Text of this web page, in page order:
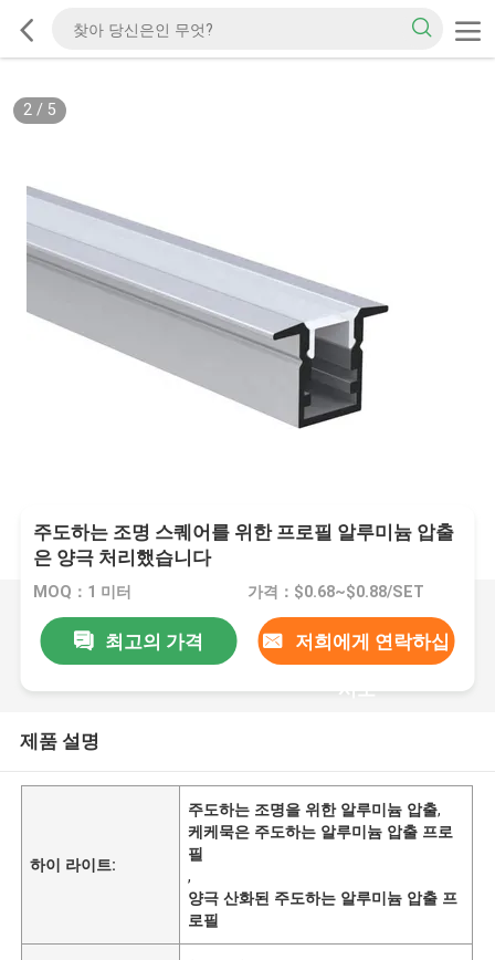
2/ 5
주도하는 조명 스퀘어를 위한 프로필 알루미늄 압출
은 양극 처리했습니다
MOQ：1 미터 가격：$0.68~$0.88/SET
최고의 가격 저희에게 연락하십
시오
제품 설명
하이 라이트:
주도하는 조명을 위한 알루미늄 압출,
케케묵은 주도하는 알루미늄 압출 프로
필
,
양극 산화된 주도하는 알루미늄 압출 프
로필